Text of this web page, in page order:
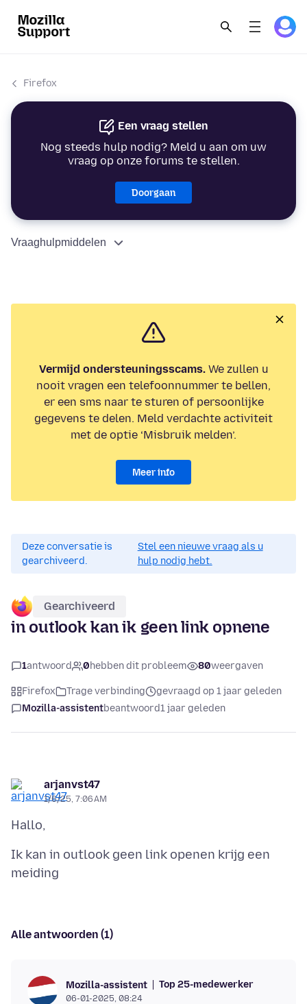
Firefox
Een vraag stellen
Nog steeds hulp nodig? Meld u aan om uw
vraag op onze forums te stellen.
Doorgaan
Vraaghulpmiddelen
Vermijd ondersteuningsscams.We zullen u
nooit vragen een telefoonnummer te bellen,
er een sms naar te sturen of persoonlijke
gegevens te delen. Meld verdachte activiteit
met de optie ‘Misbruik melden’.
Meer info
Deze conversatie is
gearchiveerd.
Stel een nieuwe vraag als u
hulp nodig hebt.
Gearchiveerd
in outlook kan ik geen link opnene
1antwoord 0hebben dit probleem 80weergaven
Firefox Trage verbinding
gevraagd op 1 jaar geleden
Mozilla-assistentbeantwoord1 jaar geleden
arjanvst47
1/6/25, 7:06 AM
Ik kan in outlook geen link openen krijg een
Alle antwoorden (1)
Mozilla-assistent Top 25-medewerker
06-01-2025, 08:24